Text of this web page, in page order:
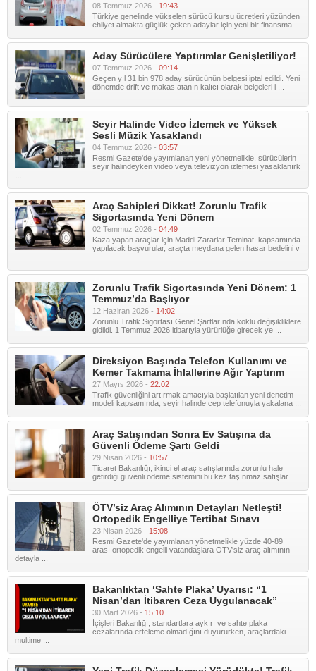
08 Temmuz 2026 - 19:43
Türkiye genelinde yükselen sürücü kursu ücretleri yüzünden
ehliyet almakta güçlük çeken adaylar için yeni bir finansma ...
Aday Sürücülere Yaptırımlar Genişletiliyor!
07 Temmuz 2026 - 09:14
Geçen yıl 31 bin 978 aday sürücünün belgesi iptal edildi. Yeni
dönemde drift ve makas atanın kalıcı olarak belgeleri i ...
Seyir Halinde Video İzlemek ve Yüksek
Sesli Müzik Yasaklandı
04 Temmuz 2026 - 03:57
Resmi Gazete'de yayımlanan yeni yönetmelikle, sürücülerin
seyir halindeyken video veya televizyon izlemesi yasaklanırk
Araç Sahipleri Dikkat! Zorunlu Trafik
Sigortasında Yeni Dönem
02 Temmuz 2026 - 04:49
Kaza yapan araçlar için Maddi Zararlar Teminatı kapsamında
yapılacak başvurular, araçta meydana gelen hasar bedelini v
Zorunlu Trafik Sigortasında Yeni Dönem: 1
Temmuz’da Başlıyor
12 Haziran 2026 - 14:02
Zorunlu Trafik Sigortası Genel Şartlarında köklü değişikliklere
gidildi. 1 Temmuz 2026 itibarıyla yürürlüğe girecek ye ...
Direksiyon Başında Telefon Kullanımı ve
Kemer Takmama İhlallerine Ağır Yaptırım
27 Mayıs 2026 - 22:02
Trafik güvenliğini artırmak amacıyla başlatılan yeni denetim
modeli kapsamında, seyir halinde cep telefonuyla yakalana ...
Araç Satışından Sonra Ev Satışına da
Güvenli Ödeme Şartı Geldi
29 Nisan 2026 - 10:57
Ticaret Bakanlığı, ikinci el araç satışlarında zorunlu hale
getirdiği güvenli ödeme sistemini bu kez taşınmaz satışlar ...
ÖTV’siz Araç Alımının Detayları Netleşti!
Ortopedik Engelliye Tertibat Sınavı
23 Nisan 2026 - 15:08
Resmi Gazete'de yayımlanan yönetmelikle yüzde 40-89
arası ortopedik engelli vatandaşlara ÖTV'siz araç alımının
detayla ...
Bakanlıktan ‘Sahte Plaka’ Uyarısı: “1
Nisan’dan İtibaren Ceza Uygulanacak”
30 Mart 2026 - 15:10
İçişleri Bakanlığı, standartlara aykırı ve sahte plaka
cezalarında erteleme olmadığını duyururken, araçlardaki
multime ...